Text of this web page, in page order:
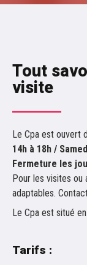
Tout
visite
Le Cpa est ouvert
14h à 18h /
Fermeture les
Pour les visites ou
adaptables.
Le Cpa est situé
Tarifs :